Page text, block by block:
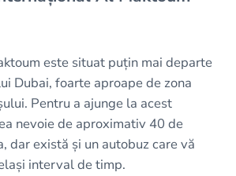
este situat puțin mai departe
Dubai, foarte aproape de zona
Pentru a ajunge la acest
nevoie de aproximativ 40 de
dar există și un autobuz care vă
interval de timp.